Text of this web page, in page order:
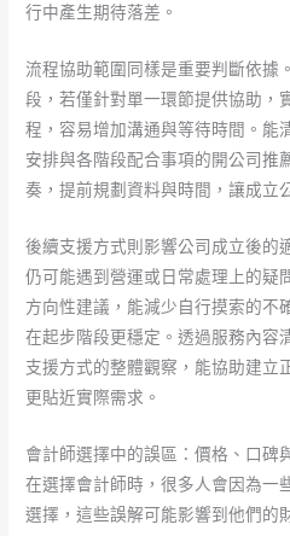
行中產生期待落差。
流程協助範圍同樣是重要判斷依據
段，若僅針對單一環節提供協助，
程，容易增加溝通與等待時間。能
安排與各階段配合事項的開公司推
奏，提前規劃資料與時間，讓成立
後續支援方式則影響公司成立後的
仍可能遇到營運或日常處理上的疑
方向性建議，能減少自行摸索的不
在起步階段更穩定。透過服務內容
支援方式的整體觀察，能協助建立
更貼近實際需求。
會計師選擇中的誤區：價格、口碑
在選擇會計師時，很多人會因為一
選擇，這些誤解可能影響到他們的